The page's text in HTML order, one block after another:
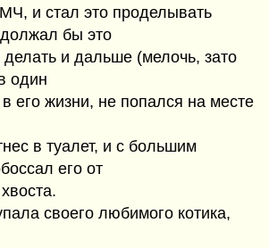
и стал это проделывать
бы это
и дальше (мелочь, зато
один
его жизни, не попался на месте
в туалет, и с большим
его от
своего любимого котика,